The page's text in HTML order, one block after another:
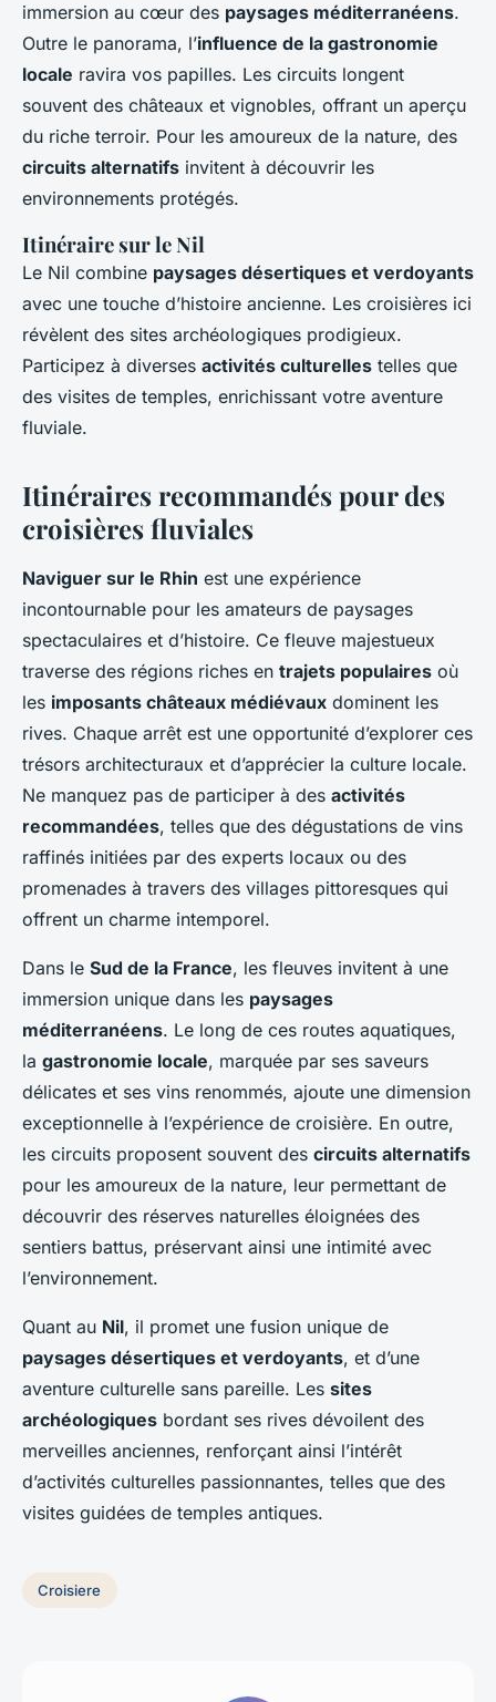
immersion au cœur des paysages méditerranéens.
Outre le panorama, l’influence de la gastronomie
locale ravira vos papilles. Les circuits longent
souvent des châteaux et vignobles, offrant un aperçu
du riche terroir. Pour les amoureux de la nature, des
circuits alternatifs invitent à découvrir les
environnements protégés.
Itinéraire sur le Nil
Le Nil combine paysages désertiques et verdoyants
avec une touche d’histoire ancienne. Les croisières ici
révèlent des sites archéologiques prodigieux.
Participez à diverses activités culturelles telles que
des visites de temples, enrichissant votre aventure
fluviale.
Itinéraires recommandés pour des
croisières fluviales
Naviguer sur le Rhin est une expérience
incontournable pour les amateurs de paysages
spectaculaires et d’histoire. Ce fleuve majestueux
traverse des régions riches en trajets populaires où
les imposants châteaux médiévaux dominent les
rives. Chaque arrêt est une opportunité d’explorer ces
trésors architecturaux et d’apprécier la culture locale.
Ne manquez pas de participer à des activités
recommandées, telles que des dégustations de vins
raffinés initiées par des experts locaux ou des
promenades à travers des villages pittoresques qui
offrent un charme intemporel.
Dans le Sud de la France, les fleuves invitent à une
immersion unique dans les paysages
méditerranéens. Le long de ces routes aquatiques,
la gastronomie locale, marquée par ses saveurs
délicates et ses vins renommés, ajoute une dimension
exceptionnelle à l’expérience de croisière. En outre,
les circuits proposent souvent des circuits alternatifs
pour les amoureux de la nature, leur permettant de
découvrir des réserves naturelles éloignées des
sentiers battus, préservant ainsi une intimité avec
l’environnement.
Quant au Nil, il promet une fusion unique de
paysages désertiques et verdoyants, et d’une
aventure culturelle sans pareille. Les sites
archéologiques bordant ses rives dévoilent des
merveilles anciennes, renforçant ainsi l’intérêt
d’activités culturelles passionnantes, telles que des
visites guidées de temples antiques.
Croisiere